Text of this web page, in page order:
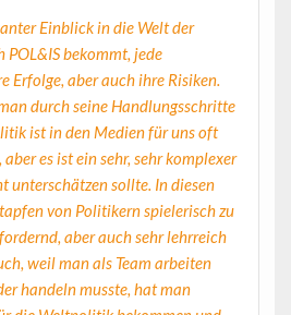
Einblick in die Welt der
bekommt, jede
Erfolge, aber auch ihre Risiken.
durch seine Handlungsschritte
ist in den Medien für uns oft
es ist ein sehr, sehr komplexer
unterschätzen sollte. In diesen
von Politikern spielerisch zu
aber auch sehr lehrreich
weil man als Team arbeiten
handeln musste, hat man